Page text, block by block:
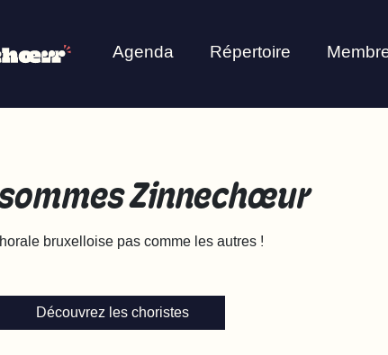
Agenda Répertoire
Zinnechœur
bruxelloise pas comme les autres !
Découvrez les choristes